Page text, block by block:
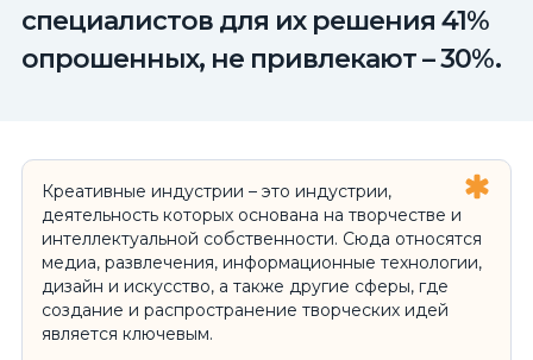
специалистов для их решения 41%
опрошенных, не привлекают – 30%.
Креативные индустрии – это индустрии,
деятельность которых основана на творчестве и
интеллектуальной собственности. Сюда относятся
медиа, развлечения, информационные технологии,
дизайн и искусство, а также другие сферы, где
создание и распространение творческих идей
является ключевым.